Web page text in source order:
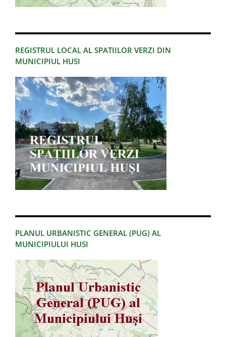
REGISTRUL LOCAL AL SPATIILOR VERZI DIN
MUNICIPIUL HUSI
PLANUL URBANISTIC GENERAL (PUG) AL
MUNICIPIULUI HUSI